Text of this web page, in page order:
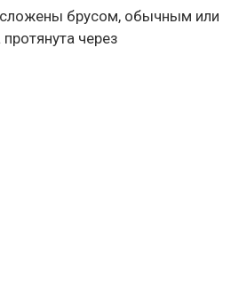
сложены брусом, обычным или
через